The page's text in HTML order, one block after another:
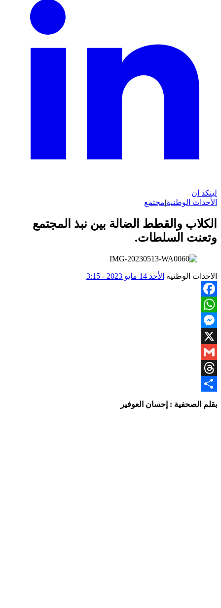
لينكد ان
الأحداث الوطنية|مجتمع
الكلاب والقطط الضالة بين نبذ المجتمع
وتعنت السلطات.
الاحداث الوطنية الأحد 14 مايو 2023 - 3:15
Facebook
WhatsApp
Messenger
X
Gmail
Threads
Share
بقلم الصحفية : إحسان العوفير